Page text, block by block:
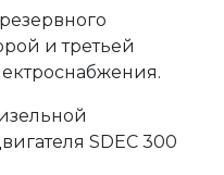
и третьей
SDEC 300